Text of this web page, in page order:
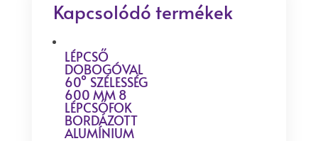
Kapcsolódó termékek
LÉPCSŐ
DOBOGÓVAL
60° SZÉLESSÉG
600 MM 8
LÉPCSŐFOK
BORDÁZOTT
ALUMÍNIUM